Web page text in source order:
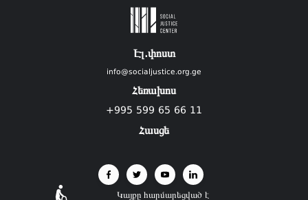
Էլ.փոստ
info@socialjustice.org.ge
Հեռախոս
+995 599 65 66 11
Հասցե
Կայքը հարմարեցված է